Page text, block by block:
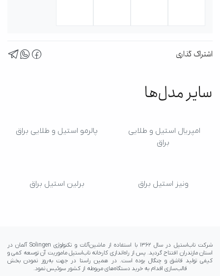
اشتراک گذاری
سایر مدل‌ها
امپریال استیل و طلایی
براق
پالرمو استیل و طلایی براق
ونیز استیل براق برلین استیل براق